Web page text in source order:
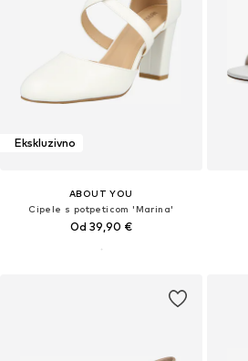
Ekskluzivno
ABOUT YOU
Cipele s potpeticom 'Marina'
Od 39,90 €